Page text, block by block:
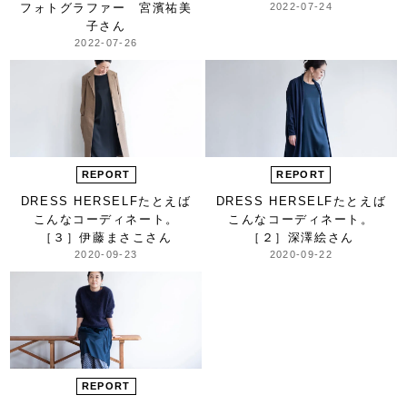
フォトグラファー 宮濱祐美
子さん
2022-07-26
2022-07-24
REPORT
DRESS HERSELFたとえば
こんな コーディネート。
［３］伊藤まさこさん
2020-09-23
REPORT
DRESS HERSELF たとえば
こんな コーディネート。
［２］深澤絵さん
2020-09-22
REPORT